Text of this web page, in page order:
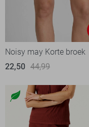
Noisy may Korte broek
22,50 44,99